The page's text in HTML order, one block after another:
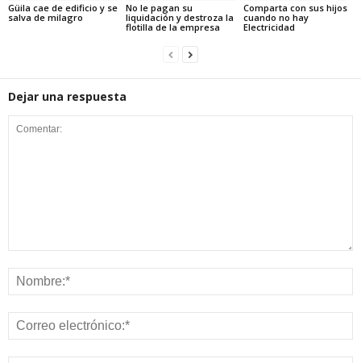
Güila cae de edificio y se
salva de milagro
No le pagan su
liquidación y destroza la
flotilla de la empresa
Comparta con sus hijos
cuando no hay
Electricidad
Dejar una respuesta